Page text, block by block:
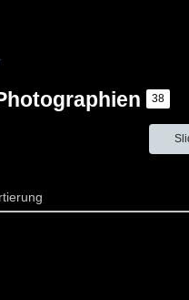
38
um 11:25
um 11:25